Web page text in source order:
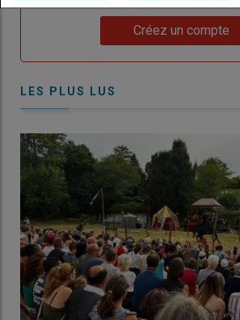
Créez un compte
LES PLUS LUS